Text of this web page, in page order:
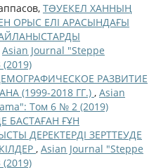
ТƏУЕКЕЛ ХАННЫҢ
ОРЫС ЕЛІ АРАСЫНДАҒЫ
Asian Journal "Steppe
РАЗВИТИЕ
(1999-2018 ГГ.) , Asian
Том 6 № 2 (2019)
БАСТАҒАН ҒҰН
ДЕРЕКТЕРДІ ЗЕРТТЕУДЕ
, Asian Journal "Steppe